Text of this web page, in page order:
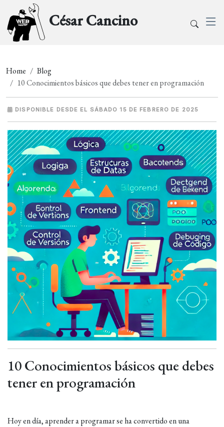
César Cancino
Home
Blog
10 Conocimientos básicos que debes tener en programación
DISPONIBLE DESDE EL SÁBADO 15 DE FEBRERO DE 2025
10 Conocimientos básicos que debes
tener en programación
Hoy en día, aprender a programar se ha convertido en una